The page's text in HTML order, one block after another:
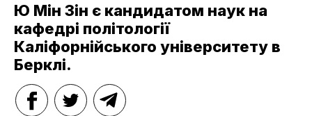
Ю Мін Зін є кандидатом наук на
кафедрі політології
Каліфорнійського університету в
Берклі.